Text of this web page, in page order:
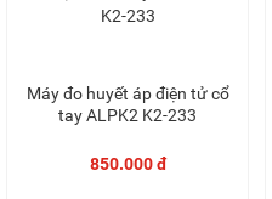
Máy đo huyết áp điện tử cổ
tay ALPK2 K2-233
850.000 đ